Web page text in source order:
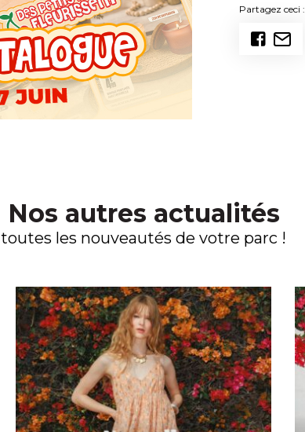
Partagez ceci :
Nos autres actualités
toutes les nouveautés de votre parc !